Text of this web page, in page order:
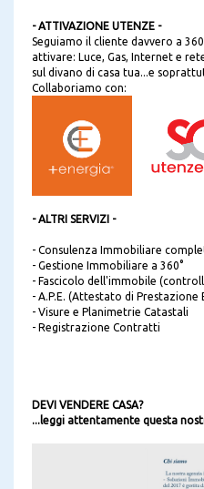
- ATTIVAZIONE UTENZE -
Seguiamo il cliente davvero a
attivare: Luce, Gas, Internet e
sul divano di casa tua...e
Collaboriamo con:
- ALTRI SERVIZI -
- Consulenza Immobiliare
- Gestione Immobiliare a 360°
- Fascicolo dell'immobile
- A.P.E. (Attestato di Prestazione
- Visure e Planimetrie Catastali
- Registrazione Contratti
DEVI VENDERE CASA?
...leggi attentamente questa